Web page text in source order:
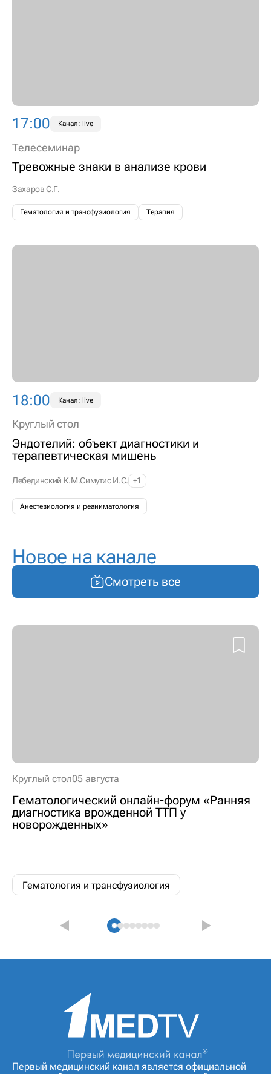
17:00 Канал: live
Телесеминар
Тревожные знаки в анализе крови
Захаров С.Г.
Гематология и трансфузиология Терапия
18:00 Канал: live
Круглый стол
Эндотелий: объект диагностики и
терапевтическая мишень
Лебединский К.М.Симутис И.С. +1
Анестезиология и реаниматология
Новое на канале
Смотреть все
Круглый стол05 августа
Гематологический онлайн-форум «Ранняя
диагностика врожденной ТТП у
новорожденных»
Гематология и трансфузиология
Первый медицинский канал является официальной